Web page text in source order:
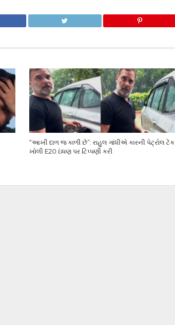
“આખી દાળ જ કાળી છે”: રાહુલ ગાંધીએ કારની પેટ્રોલ ટેંક
ખોલી E20 ઇંધણ પર ટિપ્પણી કરી